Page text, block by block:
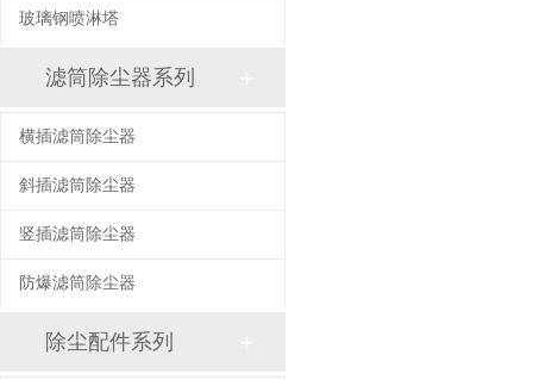
玻璃钢喷淋塔
滤筒除尘器系列
横插滤筒除尘器
斜插滤筒除尘器
竖插滤筒除尘器
防爆滤筒除尘器
除尘配件系列